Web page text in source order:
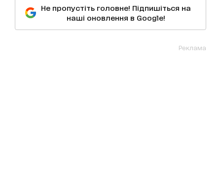
Не пропустіть головне! Підпишіться на
наші оновлення в Google!
Реклама